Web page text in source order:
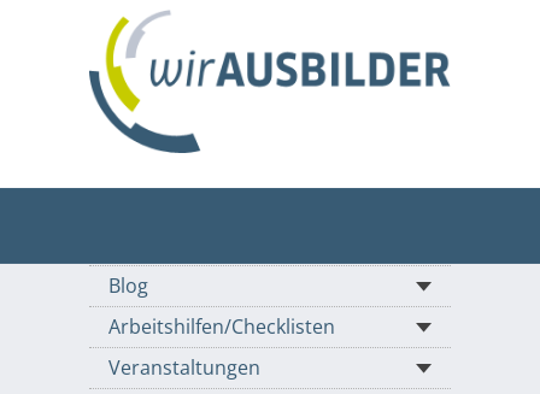
Blog
Arbeitshilfen/Checklisten
Veranstaltungen